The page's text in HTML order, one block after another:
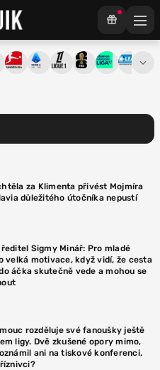
League
LigaBundesliga
Serie ALigue 1Mistrovství světa
Chance3. ČFL
za Klimenta přivést Mojmíra
důležitého útočníka nepustí
Sigmy Minář: Pro mladé
velká motivace, když vidí, že cesta
áčka skutečně vede a mohou se
rozděluje své fanoušky ještě
ligy. Dvě zkušené opory mimo,
ani na tiskové konferenci.